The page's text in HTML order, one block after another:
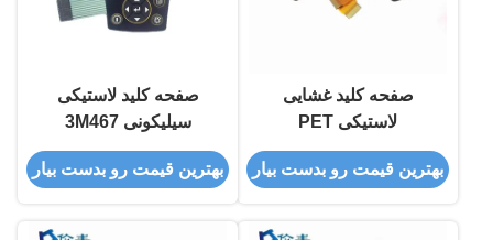
صفحه کلید غشایی
لاستیکی PET
بهترین قیمت رو بدست بیار
صفحه کلید لاستیکی
سیلیکونی 3M467
بهترین قیمت رو بدست بیار